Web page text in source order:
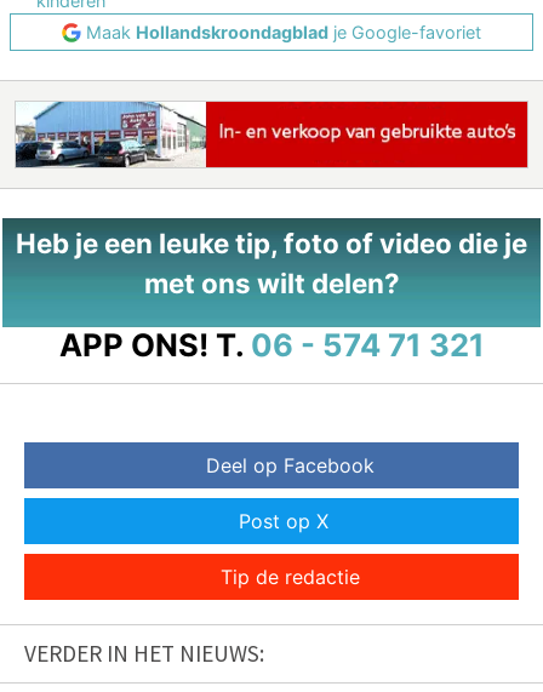
Maak Hollandskroondagblad je Google-favoriet
Heb je een leuke tip, foto of video die je
met ons wilt delen?
APP ONS! T. 06 - 574 71 321
Deel op Facebook
Post op X
Tip de redactie
VERDER IN HET NIEUWS: